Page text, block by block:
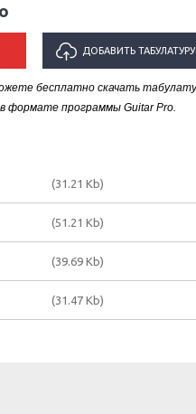
ДОБАВИТЬ ТАБУЛАТУРУ
ИСПОЛНИТЕЛЯ "ИГОРЬ
бесплатно скачать
формате программы Guitar Pro.
(31.21 Kb)
(51.21 Kb)
(39.69 Kb)
(31.47 Kb)